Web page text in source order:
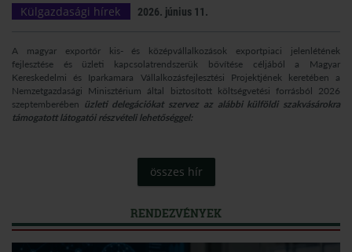
Külgazdasági hírek
2026. június 11.
A magyar exportőr kis- és középvállalkozások exportpiaci jelenlétének
fejlesztése és üzleti kapcsolatrendszerük bővítése céljából a Magyar
Kereskedelmi és Iparkamara Vállalkozásfejlesztési Projektjének keretében a
Nemzetgazdasági Minisztérium által biztosított költségvetési forrásból 2026
szeptemberében üzleti delegációkat szervez az alábbi külföldi szakvásárokra
támogatott látogatói részvételi lehetőséggel:
összes hír
RENDEZVÉNYEK